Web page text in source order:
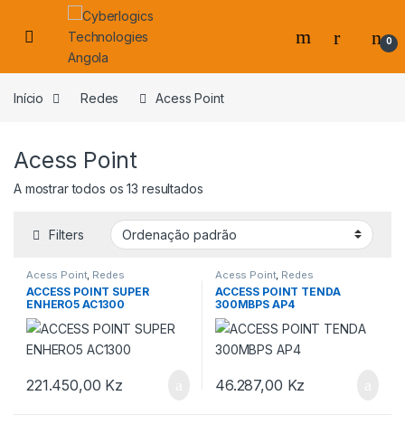
Skip to navigation
Skip to content
0
Início Redes Acess Point
Acess Point
A mostrar todos os 13 resultados
Filters
Acess Point, Redes
ACCESS POINT SUPER
ENHERO5 AC1300
221.450,00 Kz
Acess Point, Redes
ACCESS POINT TENDA
300MBPS AP4
46.287,00 Kz